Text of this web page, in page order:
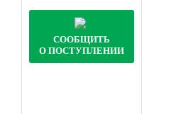
СООБЩИТЬ
О ПОСТУПЛЕНИИ